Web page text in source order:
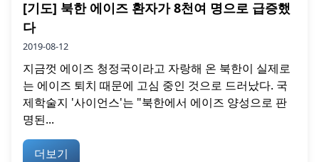
[기도] 북한 에이즈 환자가 8천여 명으로 급증했
다
2019-08-12
지금껏 에이즈 청정국이라고 자랑해 온 북한이 실제로
는 에이즈 퇴치 때문에 고심 중인 것으로 드러났다. 국
제학술지 '사이언스'는 "북한에서 에이즈 양성으로 판
명된...
더보기